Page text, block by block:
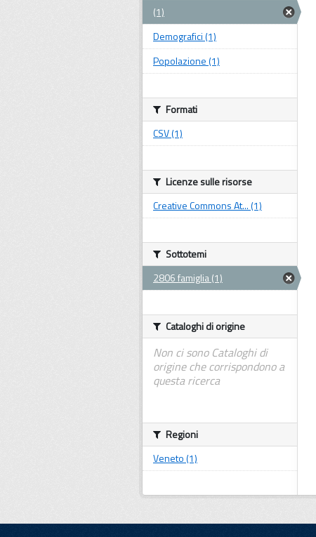
(1)
Demografici (1)
Popolazione (1)
Formati
CSV (1)
Licenze sulle risorse
Creative Commons At... (1)
Sottotemi
2806 famiglia (1)
Cataloghi di origine
Non ci sono Cataloghi di
origine che corrispondono a
questa ricerca
Regioni
Veneto (1)